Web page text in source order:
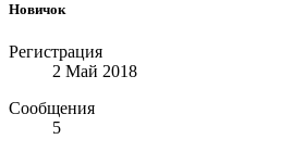
Новичок
Регистрация
2 Май 2018
Сообщения
5